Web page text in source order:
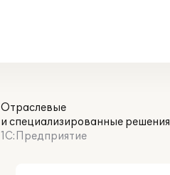
Отраслевые
и специализированные решения
1С:Предприятие